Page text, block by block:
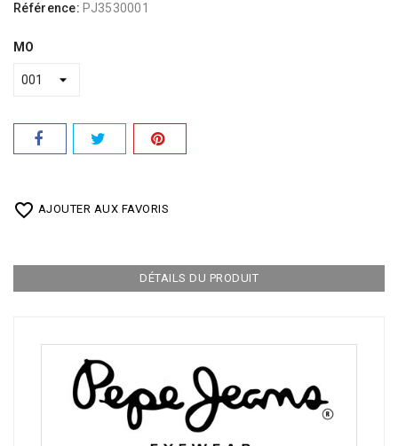
Référence: PJ3530001
MO
favorite_border AJOUTER AUX FAVORIS
DÉTAILS DU PRODUIT